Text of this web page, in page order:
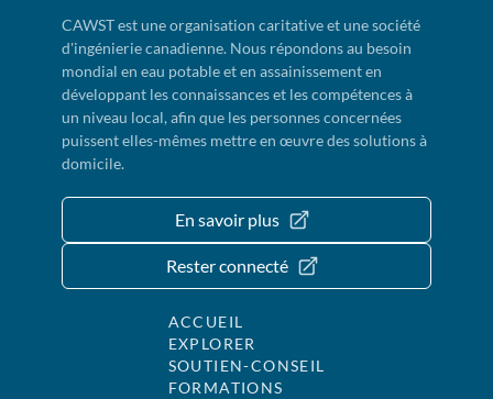
CAWST est une organisation caritative et une société
d'ingénierie canadienne. Nous répondons au besoin
mondial en eau potable et en assainissement en
développant les connaissances et les compétences à
un niveau local, afin que les personnes concernées
puissent elles-mêmes mettre en œuvre des solutions à
domicile.
En savoir plus
Rester connecté
ACCUEIL
EXPLORER
SOUTIEN-CONSEIL
FORMATIONS